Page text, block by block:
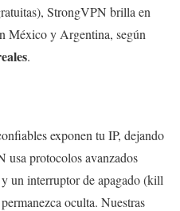
StrongVPN brilla en
México y Argentina, según
.
exponen tu IP, dejando
usa protocolos avanzados
un interruptor de apagado (kill
oculta. Nuestras